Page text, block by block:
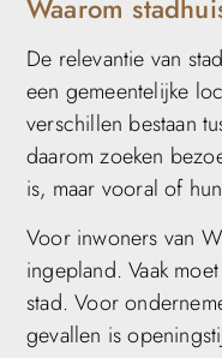
Waarom
De relevantie van
een gemeentelijke
verschillen bestaan
daarom zoeken
is, maar vooral of
Voor inwoners van
ingepland. Vaak
stad. Voor
gevallen is